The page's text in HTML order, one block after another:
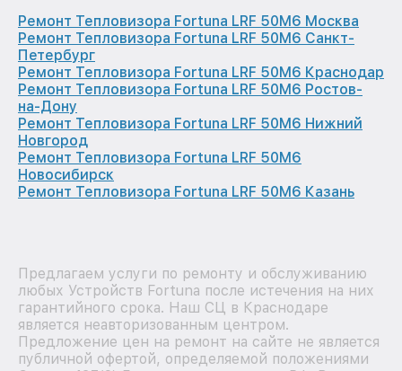
Ремонт Тепловизора Fortuna LRF 50M6 Москва
Ремонт Тепловизора Fortuna LRF 50M6 Санкт-
Петербург
Ремонт Тепловизора Fortuna LRF 50M6 Краснодар
Ремонт Тепловизора Fortuna LRF 50M6 Ростов-
на-Дону
Ремонт Тепловизора Fortuna LRF 50M6 Нижний
Новгород
Ремонт Тепловизора Fortuna LRF 50M6
Новосибирск
Ремонт Тепловизора Fortuna LRF 50M6 Казань
Предлагаем услуги по ремонту и обслуживанию
любых Устройств Fortuna после истечения на них
гарантийного срока. Наш СЦ в Краснодаре
является неавторизованным центром.
Предложение цен на ремонт на сайте не является
публичной офертой, определяемой положениями